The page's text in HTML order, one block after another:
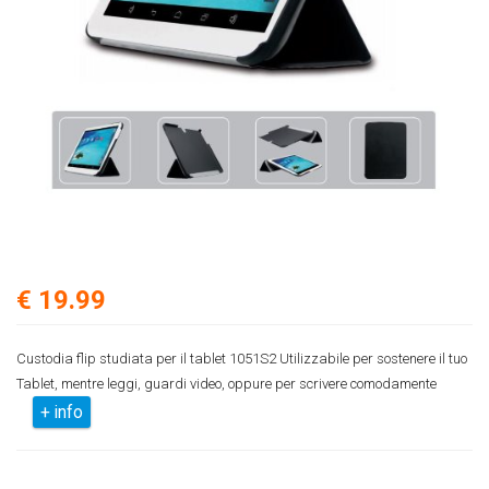
€ 19.99
Custodia flip studiata per il tablet 1051S2 Utilizzabile per sostenere il tuo
Tablet, mentre leggi, guardi video, oppure per scrivere comodamente
+ info